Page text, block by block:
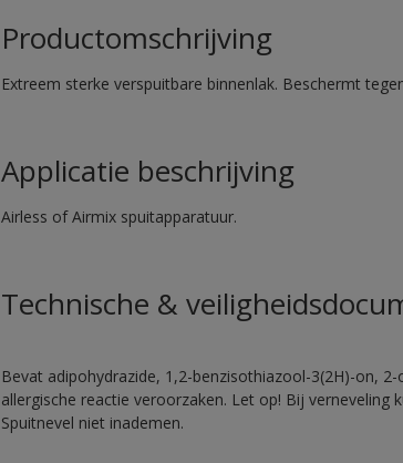
Productomschrijving
Extreem sterke verspuitbare binnenlak. Beschermt
Applicatie beschrijving
Airless of Airmix spuitapparatuur.
Technische &
Bevat adipohydrazide, 1,2-benzisothiazool-3(2H)-on,
allergische reactie veroorzaken. Let op! Bij verneveling
Spuitnevel niet inademen.